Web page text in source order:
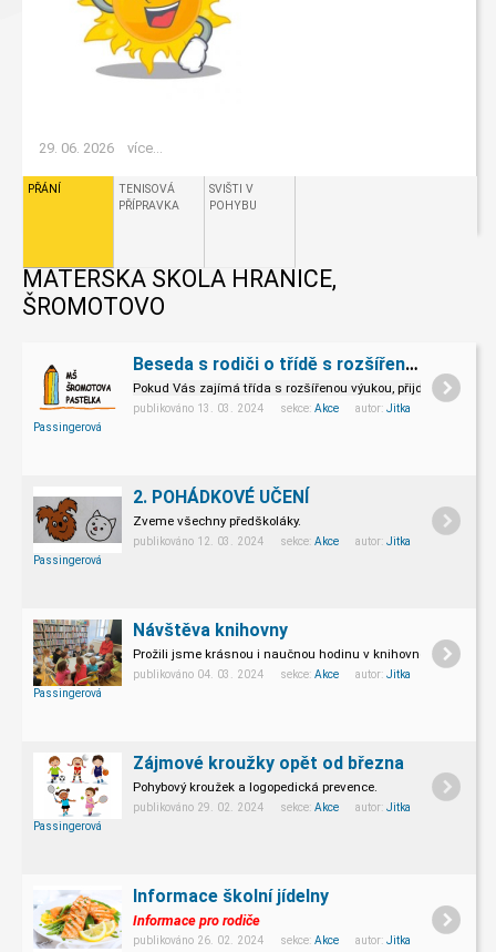
PŘÁNÍ
TENISOVÁ
PŘÍPRAVKA
SVIŠTI V
POHYBU
29. 06. 2026 více...
MATEŘSKÁ ŠKOLA HRANICE,
ŠROMOTOVO
Beseda s rodiči o třídě s rozšířenou výukou
Pokud Vás zajímá třída s rozšířenou výukou, přijďte na
publikováno 13. 03. 2024 sekce: Akce autor: Jitka
Passingerová
2. POHÁDKOVÉ UČENÍ
Zveme všechny předškoláky.
publikováno 12. 03. 2024 sekce: Akce autor: Jitka
Passingerová
Návštěva knihovny
Prožili jsme krásnou i naučnou hodinu v knihovně.
publikováno 04. 03. 2024 sekce: Akce autor: Jitka
Passingerová
Zájmové kroužky opět od března
Pohybový kroužek a logopedická prevence.
publikováno 29. 02. 2024 sekce: Akce autor: Jitka
Passingerová
Informace školní jídelny
Informace pro rodiče
publikováno 26. 02. 2024 sekce: Akce autor: Jitka